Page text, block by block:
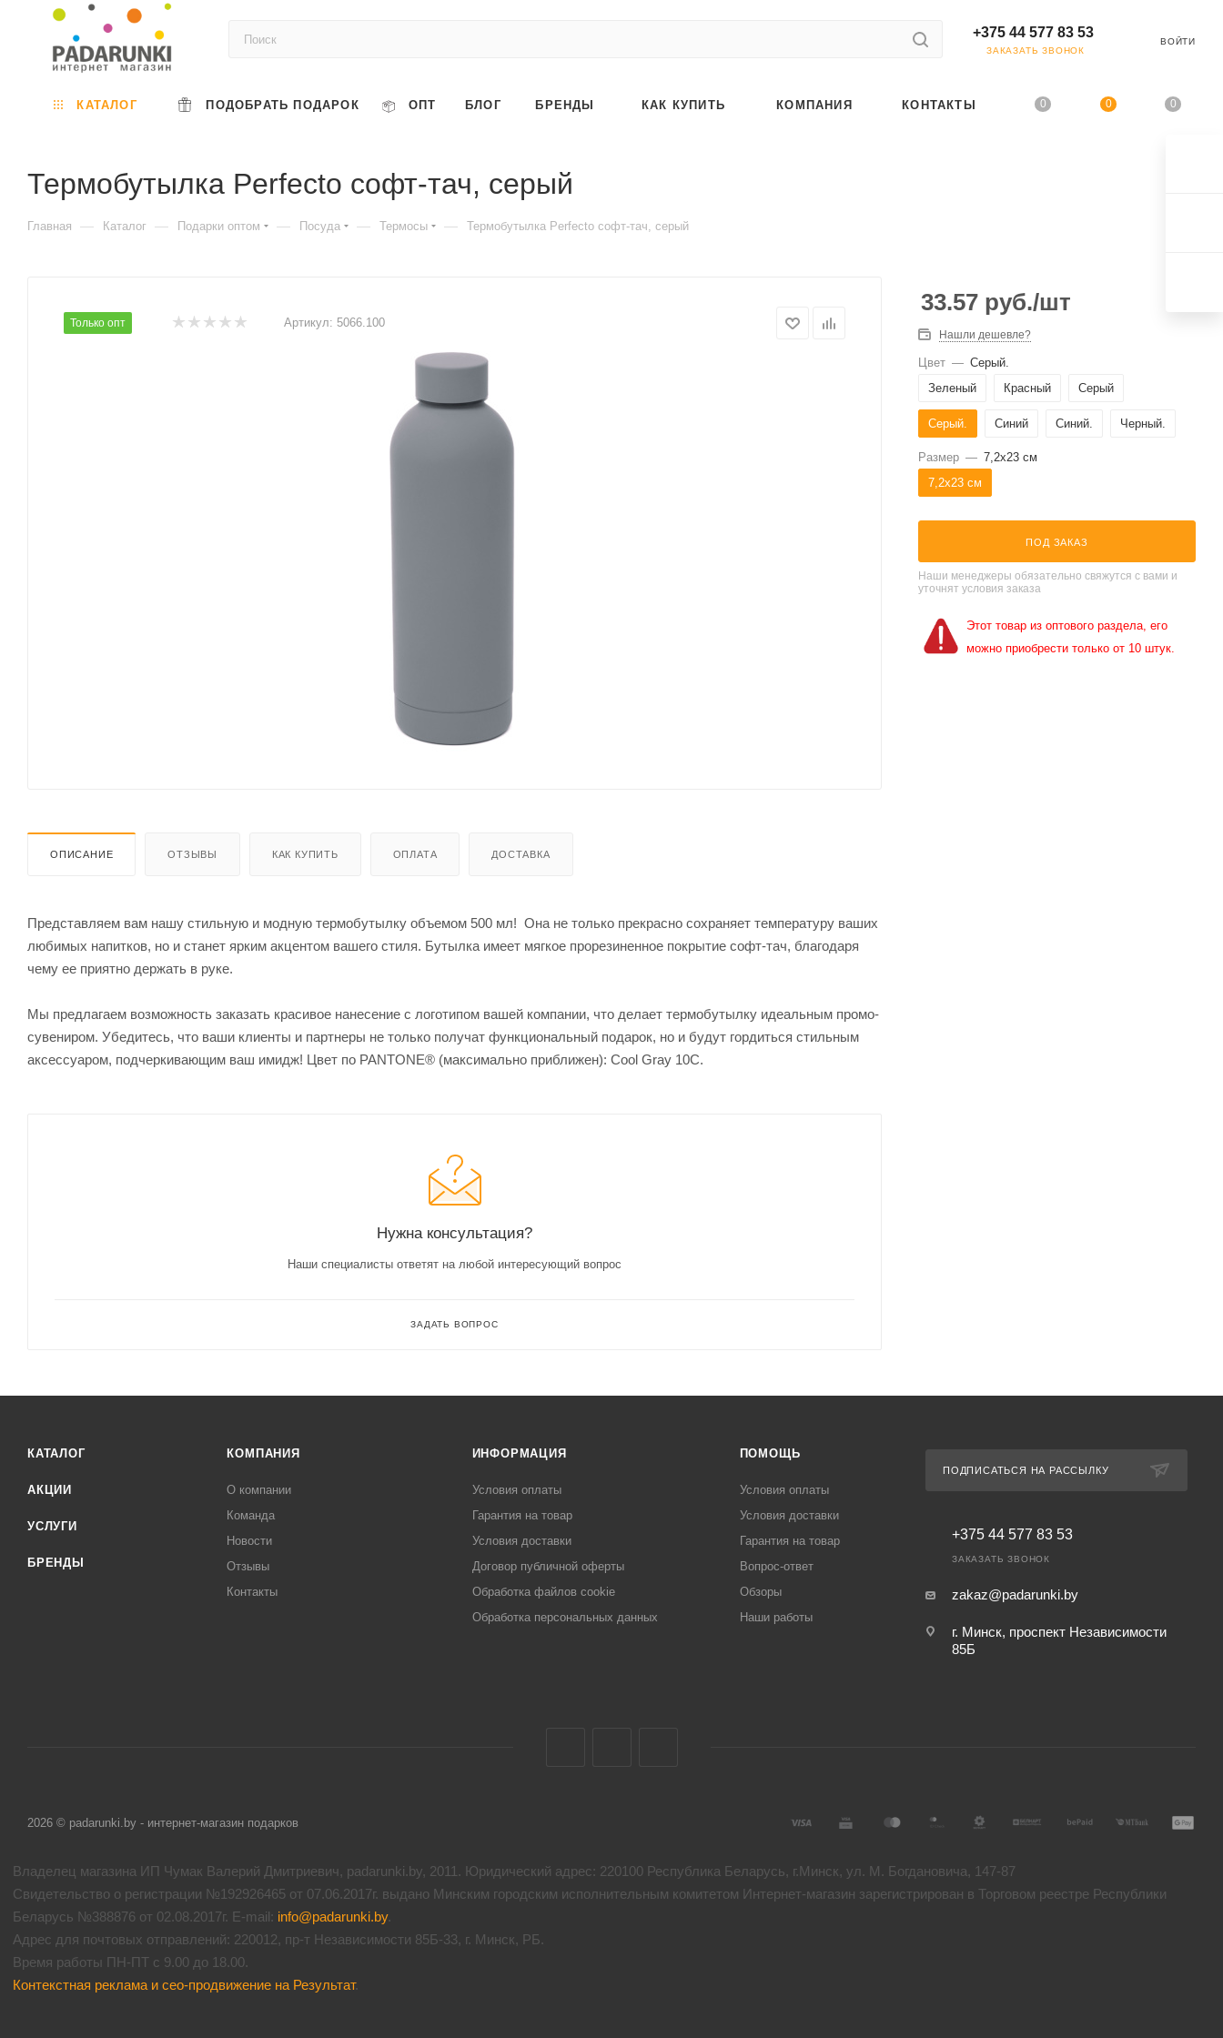
+375 44 577 83 53
ЗАКАЗАТЬ ЗВОНОК
ВОЙТИ
0 0 0
КАТАЛОГ ПОДОБРАТЬ ПОДАРОК ОПТ БЛОГ БРЕНДЫ КАК КУПИТЬ КОМПАНИЯ КОНТАКТЫ
Термобутылка Perfecto софт-тач, серый
Главная — Каталог — Подарки оптом — Посуда — Термосы — Термобутылка Perfecto софт-тач, серый
Только опт Артикул: 5066.100
ОПИСАНИЕ ОТЗЫВЫ КАК КУПИТЬ ОПЛАТА ДОСТАВКА
Представляем вам нашу стильную и модную термобутылку объемом 500 мл! Она не только прекрасно сохраняет температуру ваших
любимых напитков, но и станет ярким акцентом вашего стиля. Бутылка имеет мягкое прорезиненное покрытие софт-тач, благодаря
чему ее приятно держать в руке.
Мы предлагаем возможность заказать красивое нанесение с логотипом вашей компании, что делает термобутылку идеальным промо-
сувениром. Убедитесь, что ваши клиенты и партнеры не только получат функциональный подарок, но и будут гордиться стильным
аксессуаром, подчеркивающим ваш имидж! Цвет по PANTONE® (максимально приближен): Cool Gray 10C.
Нужна консультация?
Наши специалисты ответят на любой интересующий вопрос
ЗАДАТЬ ВОПРОС
33.57 руб./шт
Нашли дешевле?
Цвет — Серый.
Зеленый
Красный Серый
Серый. Синий Синий. Черный.
Размер — 7,2x23 см
7,2x23 см
ПОД ЗАКАЗ
Наши менеджеры обязательно свяжутся с вами и
уточнят условия заказа
Этот товар из оптового раздела, его
можно приобрести только от 10 штук.
КАТАЛОГ
АКЦИИ
УСЛУГИ
БРЕНДЫ
КОМПАНИЯ
О компании
Команда
Новости
Отзывы
Контакты
ИНФОРМАЦИЯ
Условия оплаты
Гарантия на товар
Условия доставки
Договор публичной оферты
Обработка файлов cookie
Обработка персональных данных
ПОМОЩЬ
Условия оплаты
Условия доставки
Гарантия на товар
Вопрос-ответ
Обзоры
Наши работы
ПОДПИСАТЬСЯ НА РАССЫЛКУ
+375 44 577 83 53
ЗАКАЗАТЬ ЗВОНОК
zakaz@padarunki.by
г. Минск, проспект Независимости
85Б
2026 © padarunki.by - интернет-магазин подарков
Владелец магазина ИП Чумак Валерий Дмитриевич, padarunki.by, 2011. Юридический адрес: 220100 Республика Беларусь, г.Минск, ул. М. Богдановича, 147-87
Свидетельство о регистрации №192926465 от 07.06.2017г. выдано Минским городским исполнительным комитетом Интернет-магазин зарегистрирован в Торговом реестре Республики
Беларусь №388876 от 02.08.2017г. E-mail: info@padarunki.by.
Адрес для почтовых отправлений: 220012, пр-т Независимости 85Б-33, г. Минск, РБ.
Время работы ПН-ПТ с 9.00 до 18.00.
Контекстная реклама и сео-продвижение на Результат.